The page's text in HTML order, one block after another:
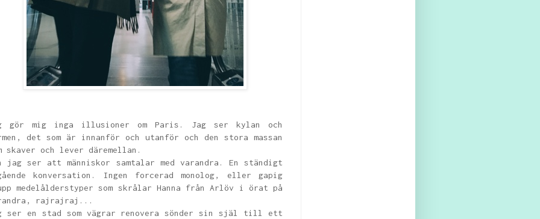
gör mig inga illusioner om Paris. Jag ser kylan och
det som är innanför och utanför och den stora massan
skaver och lever däremellan.
jag ser att människor samtalar med varandra. En ständigt
konversation. Ingen forcerad monolog, eller gapig
medelålderstyper som skrålar Hanna från Arlöv i örat på
rajrajraj...
ser en stad som vägrar renovera sönder sin själ till ett